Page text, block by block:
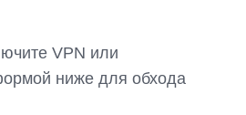
VPN или
ниже для обхода